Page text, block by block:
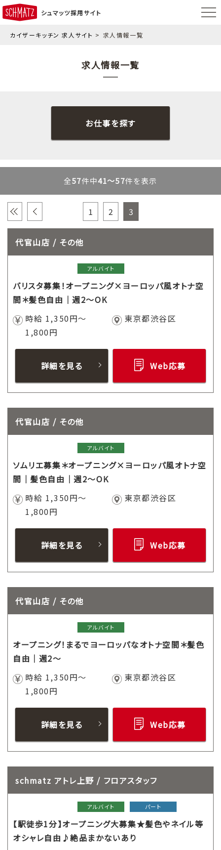
シュマッツ採用サイト
カイザーキッチン 求人サイト 求人情報一覧
求人情報一覧
お仕事を探す
全57件中41～57件を表示
« ‹ 1 2 3
代官山店 / その他
アルバイト
バリスタ募集！オープニング×ヨーロッパ風オトナ空
間＊髪色自由｜週2～OK
時給 1,350円～
1,800円
東京都渋谷区
詳細を見る Web応募
代官山店 / その他
アルバイト
ソムリエ募集＊オープニング×ヨーロッパ風オトナ空
間｜髪色自由｜週2～OK
時給 1,350円～
1,800円
東京都渋谷区
詳細を見る Web応募
代官山店 / その他
アルバイト
オープニング！まるでヨーロッパなオトナ空間＊髪色
自由｜週2～
時給 1,350円～
1,800円
東京都渋谷区
詳細を見る Web応募
schmatz アトレ上野 / フロアスタッフ
アルバイト パート
【駅徒歩1分】オープニング大募集★髪色やネイル等
オシャレ自由♪絶品まかないあり